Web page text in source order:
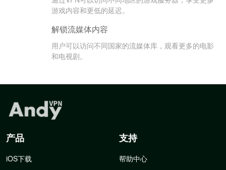
游戏内容和更低的延迟。
解锁流媒体内容
用户可以访问不同国家的流媒体库，观看更多的电影
和电视剧。
产品
iOS下载
支持
帮助中心